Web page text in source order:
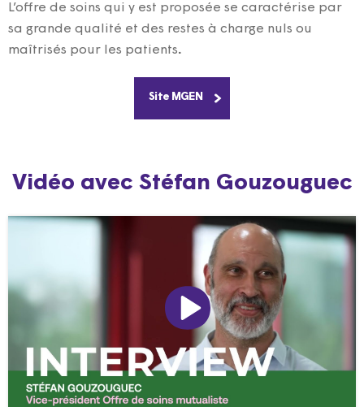
L’offre de soins qui y est proposée se caractérise par
sa grande qualité et des restes à charge nuls ou
maîtrisés pour les patients.
Site MGEN
Vidéo avec Stéfan Gouzouguec